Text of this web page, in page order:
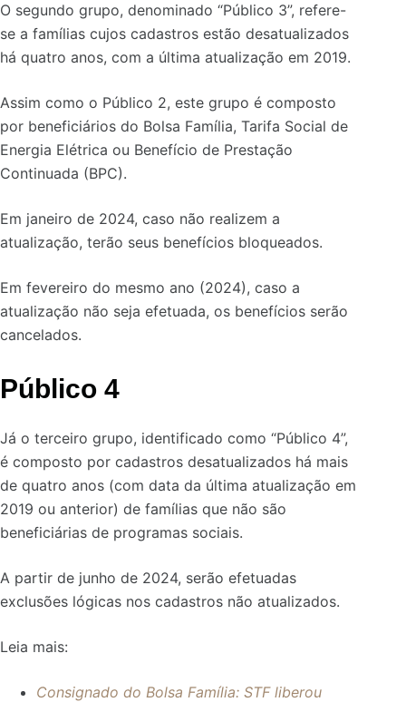
O segundo grupo, denominado “Público 3”, refere-
se a famílias cujos cadastros estão desatualizados
há quatro anos, com a última atualização em 2019.
Assim como o Público 2, este grupo é composto
por beneficiários do Bolsa Família, Tarifa Social de
Energia Elétrica ou Benefício de Prestação
Continuada (BPC).
Em janeiro de 2024, caso não realizem a
atualização, terão seus benefícios bloqueados.
Em fevereiro do mesmo ano (2024), caso a
atualização não seja efetuada, os benefícios serão
cancelados.
Público 4
Já o terceiro grupo, identificado como “Público 4”,
é composto por cadastros desatualizados há mais
de quatro anos (com data da última atualização em
2019 ou anterior) de famílias que não são
beneficiárias de programas sociais.
A partir de junho de 2024, serão efetuadas
exclusões lógicas nos cadastros não atualizados.
Leia mais:
Consignado do Bolsa Família: STF liberou